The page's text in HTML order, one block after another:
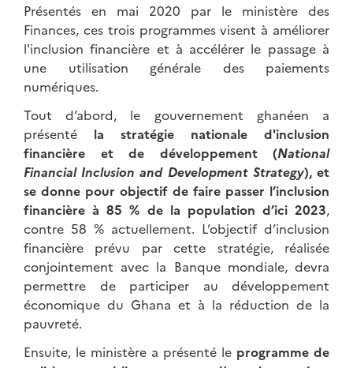
Présentés en mai 2020 par le ministère des
Finances, ces trois programmes visent à améliorer
l'inclusion financière et à accélérer le passage à
une utilisation générale des paiements
numériques.
Tout d’abord, le gouvernement ghanéen a
présenté la stratégie nationale d'inclusion
financière et de développement (National
Financial Inclusion and Development Strategy), et
se donne pour objectif de faire passer l’inclusion
financière à 85 % de la population d’ici 2023,
contre 58 % actuellement. L’objectif d’inclusion
financière prévu par cette stratégie, réalisée
conjointement avec la Banque mondiale, devra
permettre de participer au développement
économique du Ghana et à la réduction de la
pauvreté.
Ensuite, le ministère a présenté le programme de